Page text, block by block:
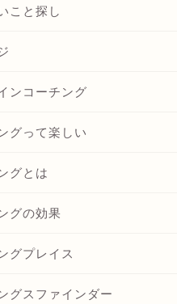
こと探し
ンコーチング
グって楽しい
グとは
グの効果
グプレイス
グスファインダー